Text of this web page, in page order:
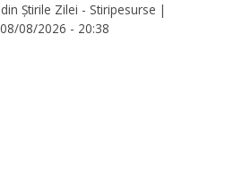
Știrile Zilei - Stiripesurse |
08/08/2026 - 20:38